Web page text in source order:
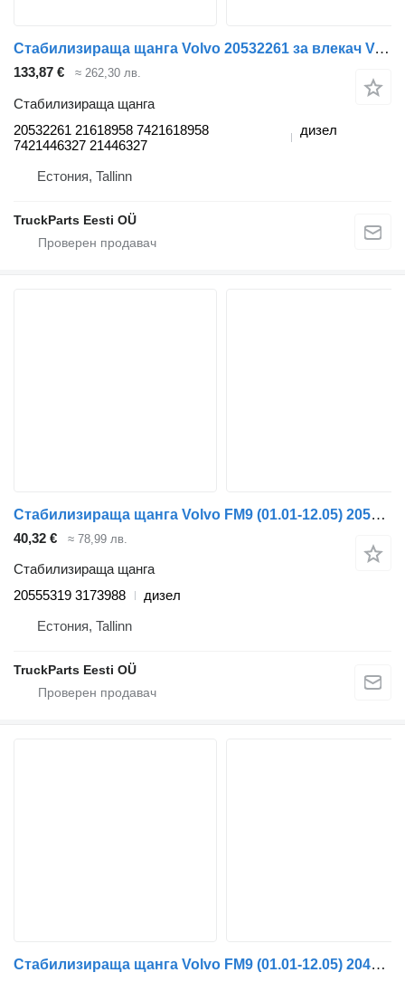
Стабилизираща щанга Volvo 20532261 за влекач Volvo FM7-FM12, FM, FMX (1998-2014)
133,87 € ≈ 262,30 лв.
Стабилизираща щанга
20532261 21618958 7421618958
7421446327 21446327
дизел
Естония, Tallinn
TruckParts Eesti OÜ
Стабилизираща щанга Volvo FM9 (01.01-12.05) 20555319 3173988 за влекач Volvo FM7-FM12, FM, FMX (1998-2014)
40,32 € ≈ 78,99 лв.
Стабилизираща щанга
20555319 3173988
дизел
Естония, Tallinn
TruckParts Eesti OÜ
Стабилизираща щанга Volvo FM9 (01.01-12.05) 20478912 за влекач Volvo FM7-FM12, FM, FMX (1998-2014)